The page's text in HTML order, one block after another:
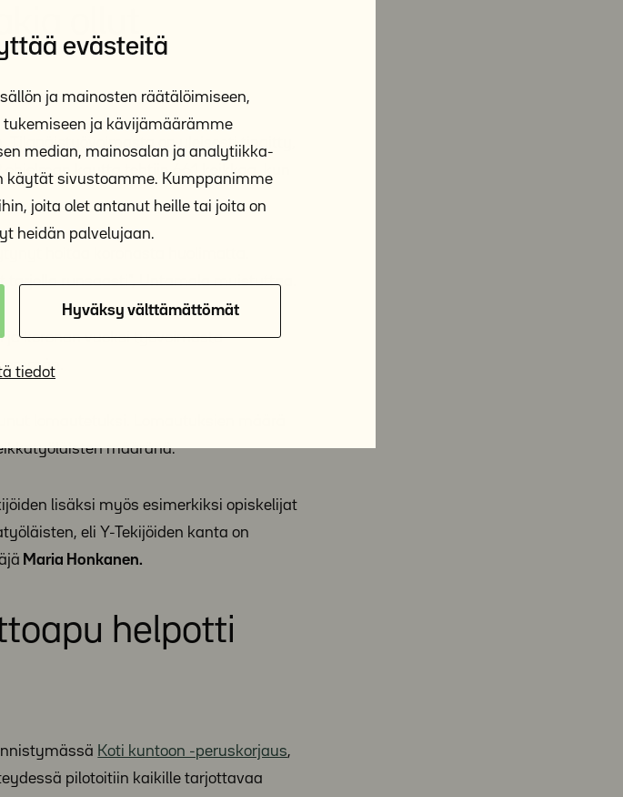
evästeitä
ja mainosten räätälöimiseen,
ja kävijämäärämme
median, mainosalan ja analytiikka-
käytät sivustoamme. Kumppanimme
joita olet antanut heille tai joita on
heidän palvelujaan.
Hyväksy välttämättömät
tiedot
ollut
Tilapäistyövoimasta on yleisesti tingitty,
kautta tehtiin 661 keikkaa, kun
hoitaa koronasta huolimatta.
runsaasti”, Untamala muistuttaa.
ja koronan vuoksi työvoimasta
lomautetuksi. Lomautuksien määrä
määränä.
lisäksi myös esimerkiksi opiskelijat
eli Y-Tekijöiden kanta on
Maria Honkanen.
helpotti
Koti kuntoon -peruskorjaus,
pilotoitiin kaikille tarjottavaa